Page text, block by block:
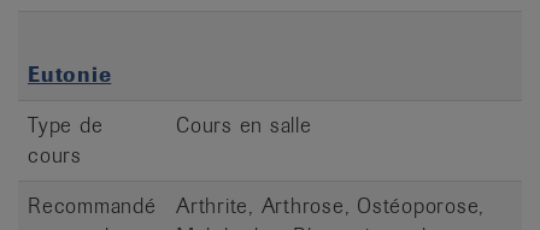
Eutonie
Type de
cours
Cours en salle
Recommandé
Arthrite, Arthrose, Ostéoporose,